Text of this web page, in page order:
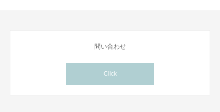
問い合わせ
Click